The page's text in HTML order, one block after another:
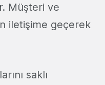
Müşteri ve
iletişime geçerek
saklı